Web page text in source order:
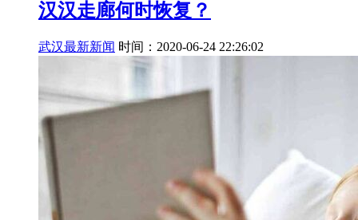
汉汉走廊何时恢复？
武汉最新新闻 时间：2020-06-24 22:26:02